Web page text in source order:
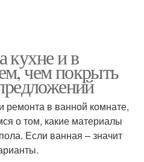
кухне и в
чем покрыть
в ванной комнате,
о том, какие материалы
Если ванная – значит